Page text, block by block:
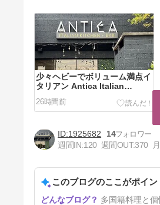
少々ヘビーでボリューム満点イ
タリアン Antica Italian
Kitchen + Bar
26時間前
チェーン展開している高級ステ
ーキハウス The Capital Grill
1925682
14
週間IN:120 週間OUT:370
このブログのここがポイン
多国籍料理と